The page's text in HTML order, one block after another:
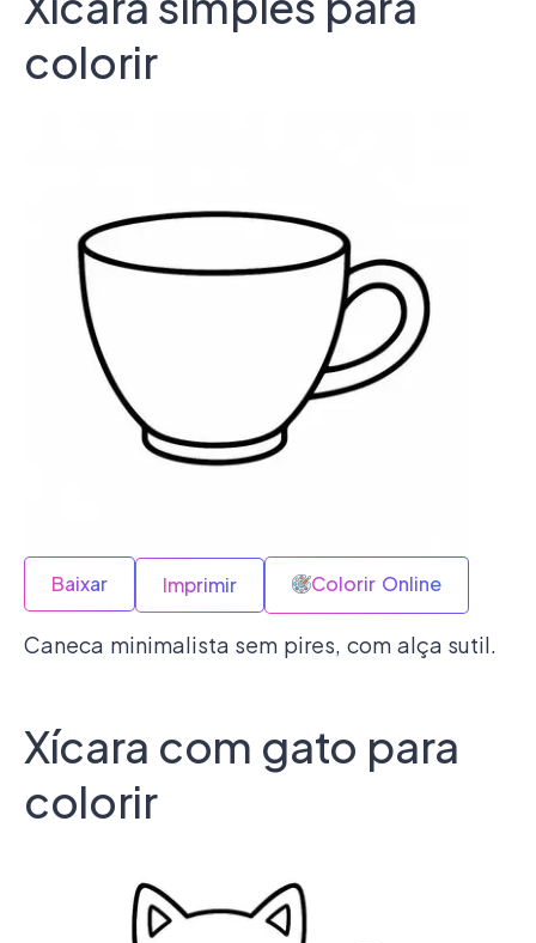
colorir
Baixar Imprimir Colorir Online
Caneca minimalista sem pires, com alça sutil.
Xícara com gato para
colorir